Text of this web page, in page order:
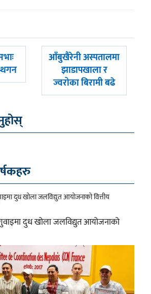
अघिल्लाे
आँबुखैरेनी अस्पतालमा
झाडापखाला र
ज्वरोका बिरामी बढे
दुध खोला जलविद्युत आयोजनाको